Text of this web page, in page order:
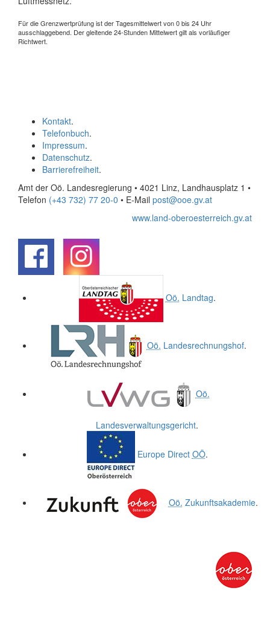
Für die Grenzwertprüfung ist der Tagesmittelwert von 0 bis 24 Uhr
ausschlaggebend. Der gleitende 24-Stunden Mittelwert gilt als vorläufiger
Richtwert.
Kontakt.
Telefonbuch.
Impressum.
Datenschutz.
Barrierefreiheit.
Amt der Oö. Landesregierung • 4021 Linz, Landhausplatz 1 •
Telefon (+43 732) 77 20-0 • E-Mail post@ooe.gv.at
www.land-oberoesterreich.gv.at
Oö. Landtag.
Oö. Landesrechnungshof.
Oö.
Landesverwaltungsgericht.
Europe Direct OÖ.
Oö. Zukunftsakademie.